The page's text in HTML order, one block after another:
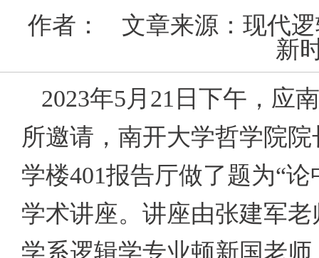
作者：
文章来源：现代
新
2023年5月 21 日下午，应
所邀请，南开大学哲学院
学楼401报告厅做了题为“
学术讲座。讲座由张建军
学系逻辑学专业顿新国老